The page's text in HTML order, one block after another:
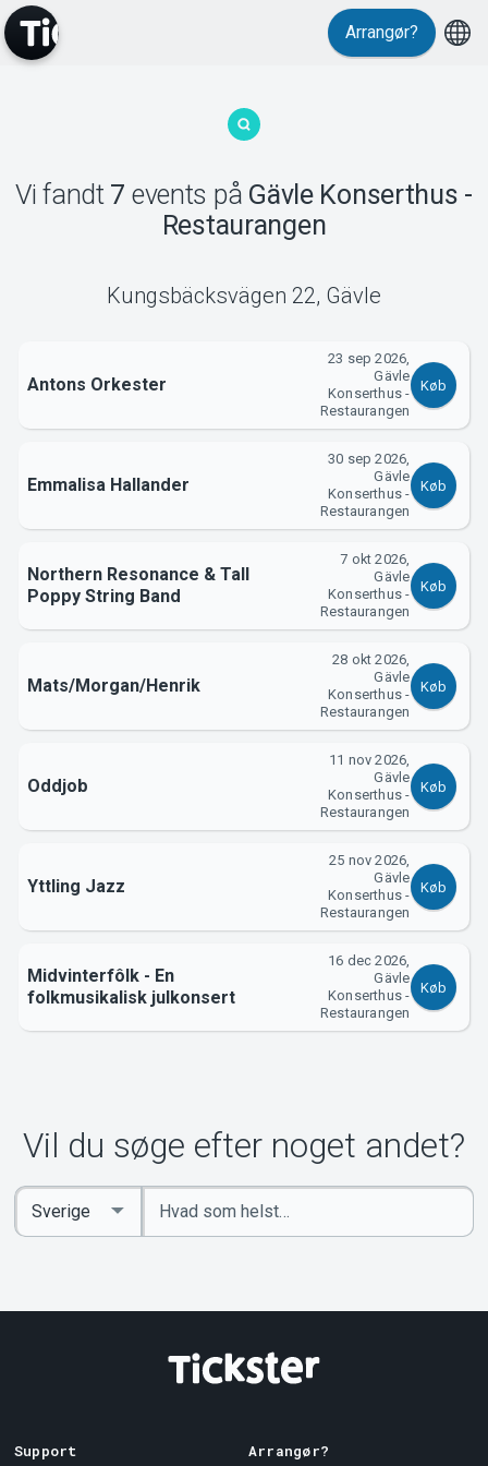
MyTickster
Om Tickster
Arrangør?
Vi fandt 7 events på Gävle Konserthus -
Restaurangen
Kungsbäcksvägen 22, Gävle
Antons Orkester
23 sep 2026,
Gävle
Konserthus -
Restaurangen
Køb
Emmalisa Hallander
30 sep 2026,
Gävle
Konserthus -
Restaurangen
Køb
Northern Resonance & Tall
Poppy String Band
7 okt 2026,
Gävle
Konserthus -
Restaurangen
Køb
Mats/Morgan/Henrik
28 okt 2026,
Gävle
Konserthus -
Restaurangen
Køb
Oddjob
11 nov 2026,
Gävle
Konserthus -
Restaurangen
Køb
Yttling Jazz
25 nov 2026,
Gävle
Konserthus -
Restaurangen
Køb
Midvinterfôlk - En
folkmusikalisk julkonsert
16 dec 2026,
Gävle
Konserthus -
Restaurangen
Køb
Vil du søge efter noget andet?
Indtast
søgeord
Select
Country
Support Arrangør?